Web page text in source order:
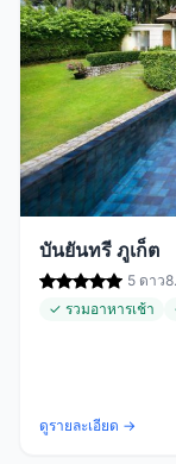
บันยันทรี ภูเก็ต
5 ดาว
✓ รวมอาหารเช้า
ดูรายละเอียด →